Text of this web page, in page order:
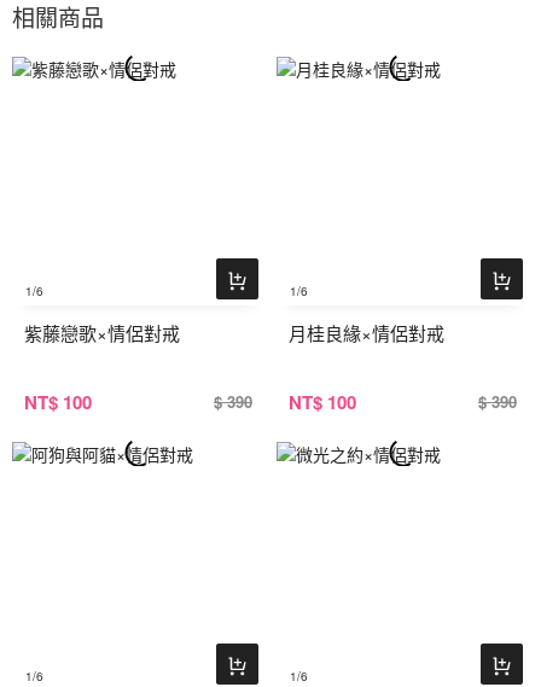
相關商品
1/6
紫藤戀歌×情侶對戒
NT$ 100 $ 390
1/6
月桂良緣×情侶對戒
NT$ 100 $ 390
1/6 1/6